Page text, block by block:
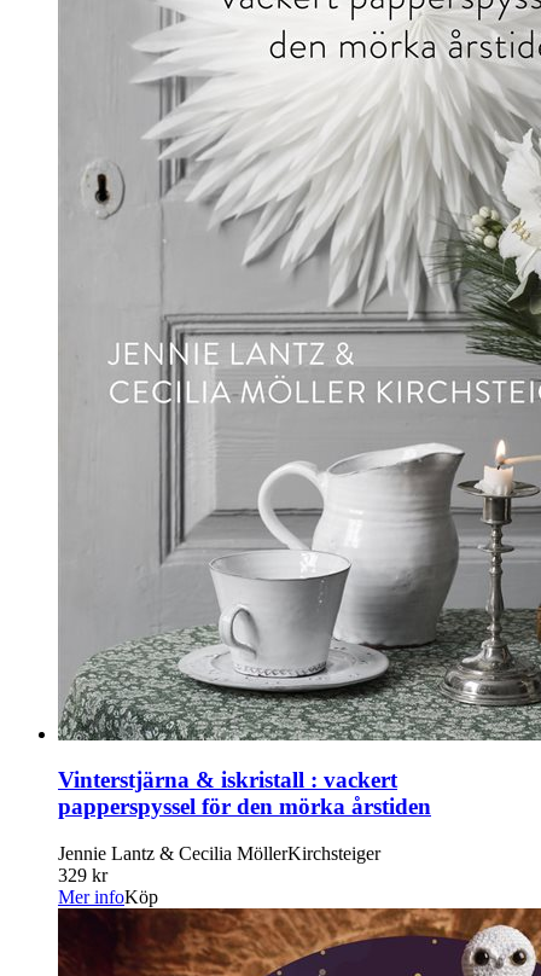
Vinterstjärna & iskristall : vackert
papperspyssel för den mörka årstiden
Jennie Lantz & Cecilia MöllerKirchsteiger
329 kr
Mer infoKöp